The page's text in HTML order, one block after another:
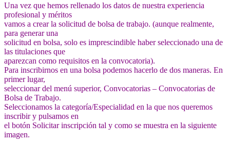
Una vez que hemos rellenado los datos de nuestra experiencia
profesional y méritos
vamos a crear la solicitud de bolsa de trabajo. (aunque realmente,
para generar una
solicitud en bolsa, solo es imprescindible haber seleccionado una de
las titulaciones que
aparezcan como requisitos en la convocatoria).
Para inscribirnos en una bolsa podemos hacerlo de dos maneras. En
primer lugar,
seleccionar del menú superior, Convocatorias – Convocatorias de
Bolsa de Trabajo.
Seleccionamos la categoría/Especialidad en la que nos queremos
inscribir y pulsamos en
el botón Solicitar inscripción tal y como se muestra en la siguiente
imagen.